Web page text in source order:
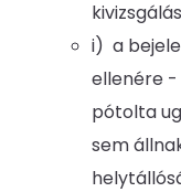
i) a
ellenére
pótolta
sem